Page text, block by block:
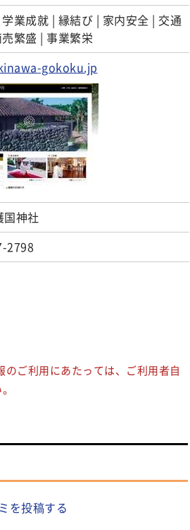
業成就 | 縁結び | 家内安全 | 交通
繁盛 | 事業繁栄
gokoku.jp
国神社
2798
のご利用にあたっては、ご利用者自
を投稿する